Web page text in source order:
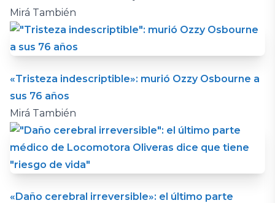
Mirá También
«Tristeza indescriptible»: murió Ozzy Osbourne a
sus 76 años
Mirá También
«Daño cerebral irreversible»: el último parte